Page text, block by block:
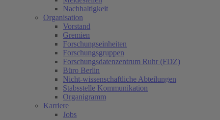
Nachhaltigkeit
Organisation
Vorstand
Gremien
Forschungseinheiten
Forschungsgruppen
Forschungsdatenzentrum Ruhr (FDZ)
Büro Berlin
Nicht-wissenschaftliche Abteilungen
Stabsstelle Kommunikation
Organigramm
Karriere
Jobs